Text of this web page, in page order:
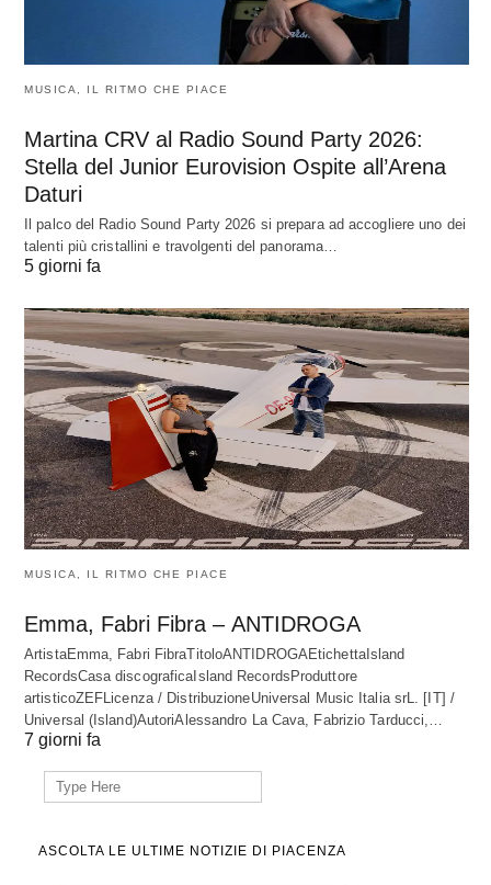
MUSICA, IL RITMO CHE PIACE
Martina CRV al Radio Sound Party 2026:
Stella del Junior Eurovision Ospite all’Arena
Daturi
Il palco del Radio Sound Party 2026 si prepara ad accogliere uno dei
talenti più cristallini e travolgenti del panorama…
5 giorni fa
MUSICA, IL RITMO CHE PIACE
Emma, Fabri Fibra – ANTIDROGA
ArtistaEmma, Fabri FibraTitoloANTIDROGAEtichettaIsland
RecordsCasa discograficaIsland RecordsProduttore
artisticoZEFLicenza / DistribuzioneUniversal Music Italia srL. [IT] /
Universal (Island)AutoriAlessandro La Cava, Fabrizio Tarducci,…
7 giorni fa
Search
for:
ASCOLTA LE ULTIME NOTIZIE DI PIACENZA